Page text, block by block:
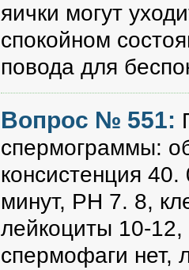
яички могут
спокойном
повода для
Вопрос № 551:
спермограммы:
консистенция
минут, PH 7. 8,
лейкоциты 10-12,
спермофаги нет,